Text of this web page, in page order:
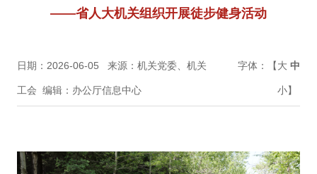
——省人大机关组织开展徒步健身活动
日期：2026-06-05 来源：机关党委、机关
工会 编辑：办公厅信息中心
字体：【大 中
小】